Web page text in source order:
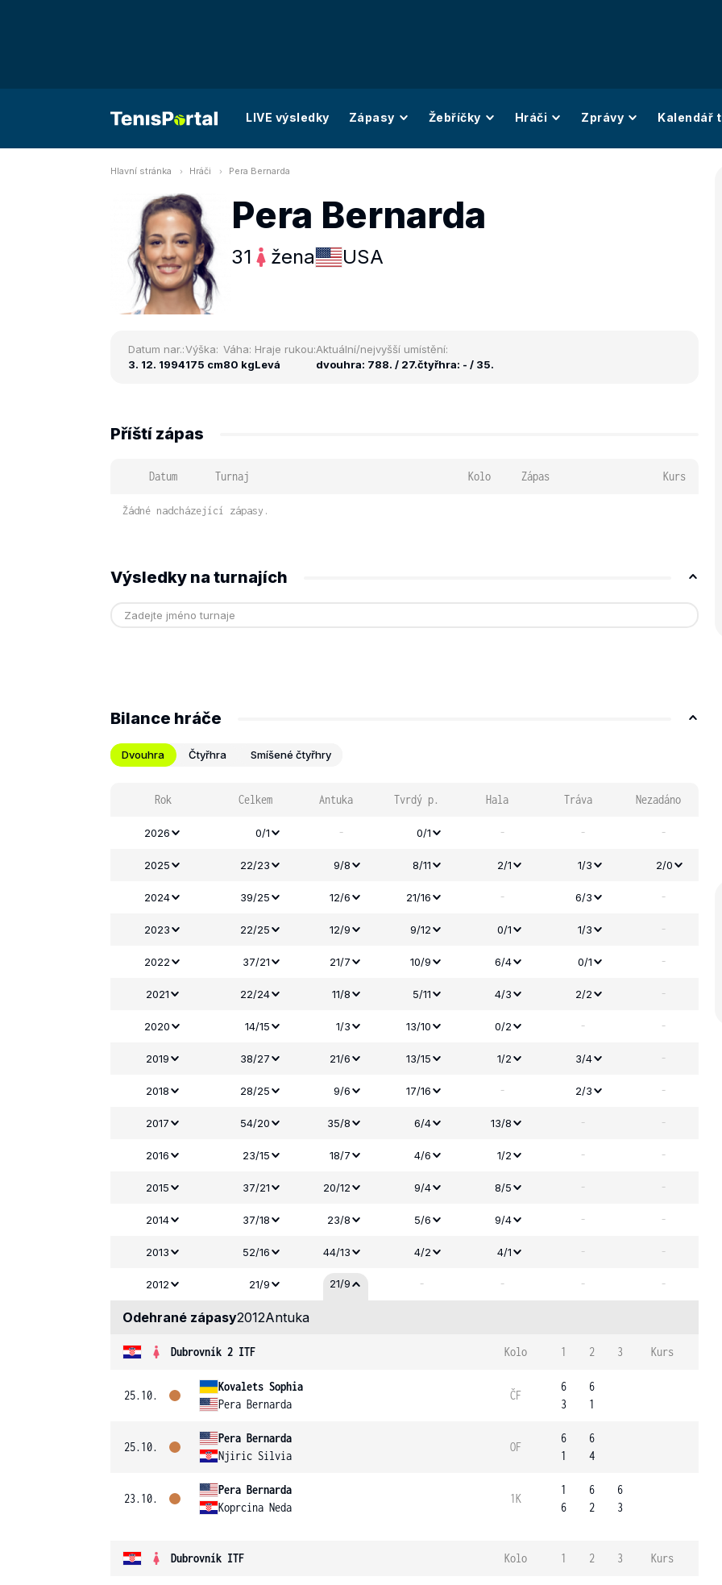
LIVE výsledky Zápasy Žebříčky Hráči Zprávy Kalendář
Hlavní stránka Hráči Pera Bernarda
Pera Bernarda
31 žena USA
Datum nar.:
3. 12. 1994
Výška:
175 cm
Váha:
80 kg
Hraje rukou:
Levá
Aktuální/nejvyšší umístění:
dvouhra: 788. / 27.čtyřhra: - / 35.
Příští zápas
Datum Turnaj Kolo Zápas Kurs
Žádné nadcházející zápasy.
Výsledky na turnajích
Bilance hráče
Dvouhra Čtyřhra Smíšené čtyřhry
Rok Celkem Antuka Tvrdý p. Hala Tráva Nezadáno
2026 0/1 - 0/1 - - -
2025 22/23 9/8 8/11 2/1 1/3 2/0
2024 39/25 12/6 21/16 - 6/3 -
2023 22/25 12/9 9/12 0/1 1/3 -
2022 37/21 21/7 10/9 6/4 0/1 -
2021 22/24 11/8 5/11 4/3 2/2 -
2020 14/15 1/3 13/10 0/2 - -
2019 38/27 21/6 13/15 1/2 3/4 -
2018 28/25 9/6 17/16 - 2/3 -
2017 54/20 35/8 6/4 13/8 - -
2016 23/15 18/7 4/6 1/2 - -
2015 37/21 20/12 9/4 8/5 - -
2014 37/18 23/8 5/6 9/4 - -
2013 52/16 44/13 4/2 4/1 - -
2012 21/9 21/9 - - - -
Odehrané zápasy2012Antuka
Dubrovník 2 ITF Kolo 1 2 3 Kurs
25.10.
Kovalets Sophia
Pera Bernarda
ČF
6
3
6
1
25.10.
Pera Bernarda
Njiric Silvia
OF
6
1
6
4
23.10.
Pera Bernarda
Koprcina Neda
1K
1
6
6
2
6
3
Dubrovník ITF Kolo 1 2 3 Kurs